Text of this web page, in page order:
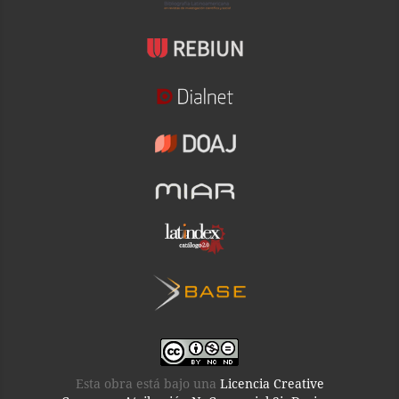
Esta obra está bajo una Licencia Creative